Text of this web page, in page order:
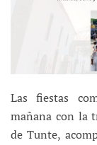
Las fiestas
mañana con la
de Tunte,